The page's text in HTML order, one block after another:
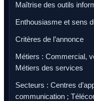
Maîtrise des outils
Enthousiasme et sens
Critères de l’annonce
Métiers : Commercial,
Métiers des services
Secteurs : Centres
communication ;